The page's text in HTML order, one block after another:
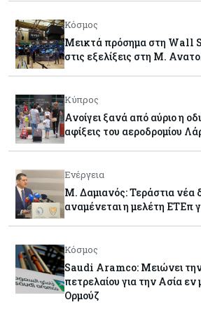
Κόσμος
Μεικτά πρόσημα στη Wall
στις εξελίξεις στη Μ.
Κύπρος
Ανοίγει ξανά από αύριο η
αφίξεις του αεροδρομίου
Ενέργεια
Μ. Δαμιανός: Τεράστια νέα
αναμένεται η μελέτη ΕΤΕπ
Κόσμος
Saudi Aramco: Μειώνει την
πετρελαίου για την Ασία
Ορμούζ